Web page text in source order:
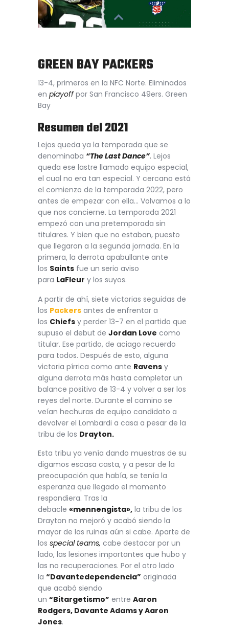
GREEN BAY PACKERS
13-4, primeros en la NFC Norte. Eliminados
en playoffpor San Francisco 49ers. Green
Bay
Resumen del 2021
Lejos queda ya la temporada que se
denominaba “The Last Dance”. Lejos
queda ese lastre llamado equipo especial,
el cual no era tan especial. Y cercano está
el comienzo de la temporada 2022, pero
antes de empezar con ella… Volvamos a lo
que nos concierne. La temporada 2021
empezó con una pretemporada sin
titulares. Y bien que no estaban, puesto
que llegaron a la segunda jornada. En la
primera, la derrota apabullante ante
los Saints fue un serio aviso
para LaFleur y los suyos.
A partir de ahí, siete victorias seguidas de
los Packers antes de enfrentar a
los Chiefs y perder 13-7 en el partido que
supuso el debut de Jordan Love como
titular. Ese partido, de aciago recuerdo
para todos. Después de esto, alguna
victoria pírrica como ante Ravens y
alguna derrota más hasta completar un
balance positivo de 13-4 y volver a ser los
reyes del norte. Durante el camino se
veían hechuras de equipo candidato a
devolver el Lombardi a casa a pesar de la
tribu de los Drayton.
Esta tribu ya venía dando muestras de su
digamos escasa casta, y a pesar de la
preocupación que había, se tenía la
esperanza que llegado el momento
respondiera. Tras la
debacle «mennengista», la tribu de los
Drayton no mejoró y acabó siendo la
mayor de las ruinas aún si cabe. Aparte de
los special teams, cabe destacar por un
lado, las lesiones importantes que hubo y
las no recuperaciones. Por el otro lado
la “Davantedependencia” originada
que acabó siendo
un “Bitargetismo” entre Aaron
Rodgers, Davante Adams y Aaron
Jones.